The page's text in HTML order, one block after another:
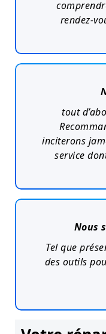
rendez-
tout
inciterons
service
Nous
Tel que
des outils